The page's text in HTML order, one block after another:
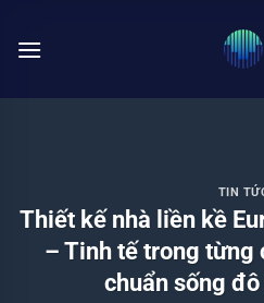
qua
dung
TIN
Thiết kế nhà liền kề
– Tinh tế trong từng
chuẩn sống